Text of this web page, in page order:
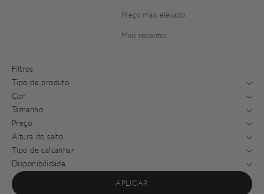
Preço mais elevado
Mais recentes
Filtros
Tipo de produto
Cor
Tamanho
Preço
Altura do salto
Tipo de calcanhar
Disponibilidade
APLICAR